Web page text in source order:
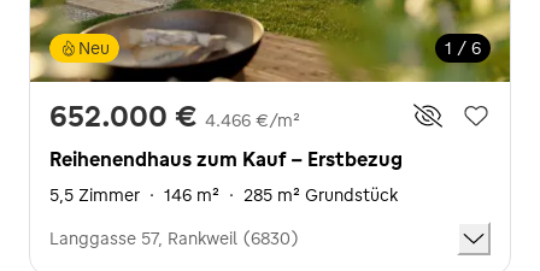
1 / 6
Neu
652.000 € 4.466 €/m²
Reihenendhaus zum Kauf - Erstbezug
5,5 Zimmer · 146 m² · 285 m² Grundstück
Langgasse 57, Rankweil (6830)